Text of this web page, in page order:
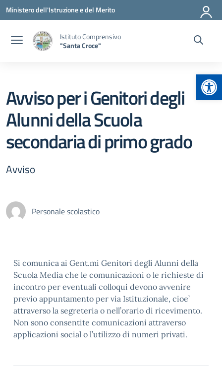
Vai ai contenuti
Vai al menu di navigazione
Vai al footer
Ministero dell'Istruzione e del Merito
Istituto Comprensivo
"Santa Croce"
Avviso per i Genitori degli
Alunni della Scuola
secondaria di primo grado
Avviso
Personale scolastico
Si comunica ai Gent.mi Genitori degli Alunni della
Scuola Media che le comunicazioni o le richieste di
incontro per eventuali colloqui devono avvenire
previo appuntamento per via Istituzionale, cioe’
attraverso la segreteria o nell’orario di ricevimento.
Non sono consentite comunicazioni attraverso
applicazioni social o l’utilizzo di numeri privati.